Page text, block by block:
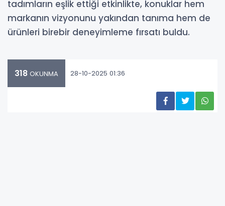
tadımların eşlik ettiği etkinlikte, konuklar hem
markanın vizyonunu yakından tanıma hem de
ürünleri birebir deneyimleme fırsatı buldu.
318 OKUNMA 28-10-2025 01:36